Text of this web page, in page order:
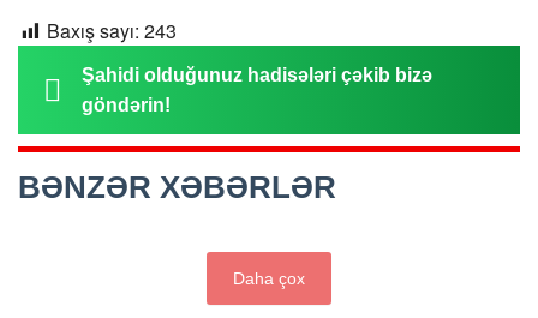
Baxış sayı: 243
Şahidi olduğunuz hadisələri çəkib bizə
göndərin!
BƏNZƏR XƏBƏRLƏR
Daha çox